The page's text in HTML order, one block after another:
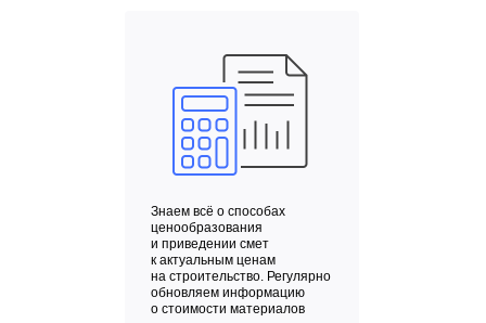
Знаем всё о способах
ценообразования
и приведении смет
к актуальным ценам
на строительство. Регулярно
обновляем информацию
о стоимости материалов